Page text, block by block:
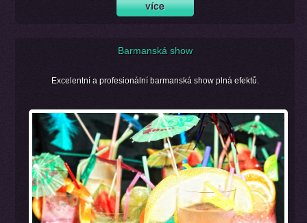
Barmanská show
Excelentní a profesionální barmanská show plná efektů.